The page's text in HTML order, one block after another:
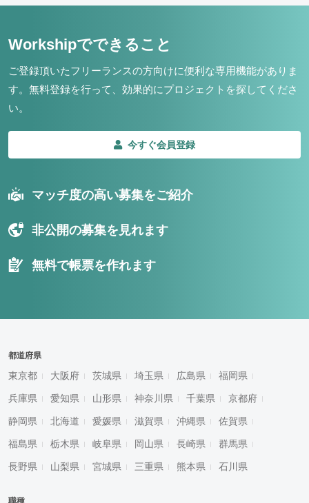
Workshipでできること
ご登録頂いたフリーランスの方向けに便利な専用機能がありま
す。 無料登録を行って、効果的にプロジェクトを探してくださ
い。
今すぐ会員登録
マッチ度の高い募集をご紹介
非公開の募集を見れます
無料で帳票を作れます
都道府県
東京都 大阪府 茨城県 埼玉県 広島県 福岡県
兵庫県 愛知県 山形県 神奈川県 千葉県 京都府
静岡県 北海道 愛媛県 滋賀県 沖縄県 佐賀県
福島県 栃木県 岐阜県 岡山県 長崎県 群馬県
長野県 山梨県 宮城県 三重県 熊本県 石川県
職種